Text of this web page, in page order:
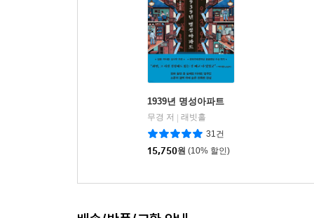
1939년 명성아파트
무경 저
래빗홀
31건
15,750원 (10% 할인)